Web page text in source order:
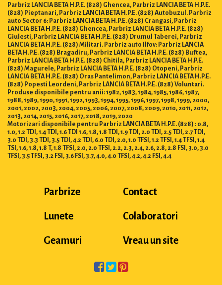
Parbriz LANCIA BETA H.P.E. (828) Ghencea, Parbriz LANCIA BETA H.P.E.
(828) Pieptanari, Parbriz LANCIA BETA H.P.E. (828) Autobuzul. Parbriz
auto Sector 6: Parbriz LANCIA BETA H.P.E. (828) Crangasi, Parbriz
LANCIA BETA H.P.E. (828) Ghencea, Parbriz LANCIA BETA H.P.E. (828)
Giulesti, Parbriz LANCIA BETA H.P.E. (828) Drumul Taberei, Parbriz
LANCIA BETA H.P.E. (828) Militari. Parbriz auto Ilfov: Parbriz LANCIA
BETA H.P.E. (828) Bragadiru, Parbriz LANCIA BETA H.P.E. (828) Buftea,
Parbriz LANCIA BETA H.P.E. (828) Chitila, Parbriz LANCIA BETA H.P.E.
(828) Magurele, Parbriz LANCIA BETA H.P.E. (828) Otopeni, Parbriz
LANCIA BETA H.P.E. (828) Oras Pantelimon, Parbriz LANCIA BETA H.P.E.
(828) Popesti Leordeni, Parbriz LANCIA BETA H.P.E. (828) Voluntari.
Produse disponibile pentru anii: 1982, 1983, 1984, 1985, 1986, 1987,
1988, 1989, 1990, 1991, 1992, 1993, 1994, 1995, 1996, 1997, 1998, 1999, 2000,
2001, 2002, 2003, 2004, 2005, 2006, 2007, 2008, 2009, 2010, 2011, 2012,
2013, 2014, 2015, 2016, 2017, 2018, 2019, 2020
Motorizari disponibile pentru Parbriz LANCIA BETA H.P.E. (828) : 0.8,
1.0, 1.2 TDI, 1.4 TDI, 1.6 TDI 1.6, 1.8, 1.8 TDI, 1.9 TDI, 2.0 TDI, 2.5 TDI, 2.7 TDI,
3.0 TDI, 3.3 TDI, 3.5 TDI, 4.2 TDI, 6.0 TDI, 2.0, 1.0 TFSI, 1.2 TFSI, 1.4 TFSI, 1.4
TSI, 1.6, 1.8, 1.8 T, 1.8 TFSI, 2.0, 2.0 TFSI, 2.2, 2.3, 2.4, 2.6, 2.8, 2.8 FSI, 3.0, 3.0
TFSI, 3.5 TFSI, 3.2 FSI, 3.6 FSI, 3.7, 4.0, 4.0 TFSI, 4.2, 4.2 FSI, 4.4
Parbrize
Lunete
Geamuri
Contact
Colaboratori
Vreau un site